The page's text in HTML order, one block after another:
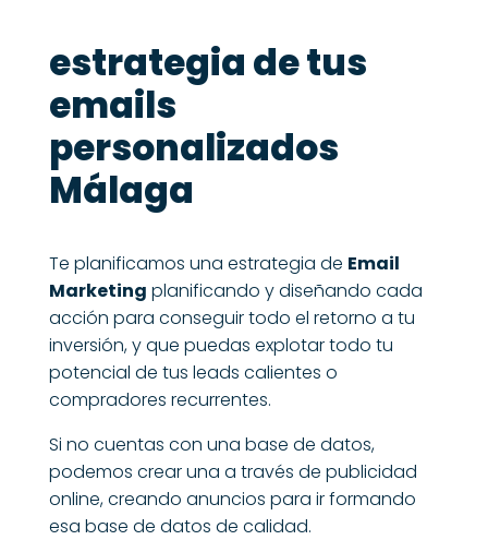
estrategia de tus
emails
personalizados
Málaga
Te planificamos una estrategia de Email
Marketing planificando y diseñando cada
acción para conseguir todo el retorno a tu
inversión, y que puedas explotar todo tu
potencial de tus leads calientes o
compradores recurrentes.
Si no cuentas con una base de datos,
podemos crear una a través de publicidad
online, creando anuncios para ir formando
esa base de datos de calidad.